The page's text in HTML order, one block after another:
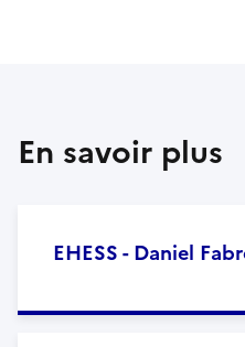
En savoir plus
EHESS - Daniel